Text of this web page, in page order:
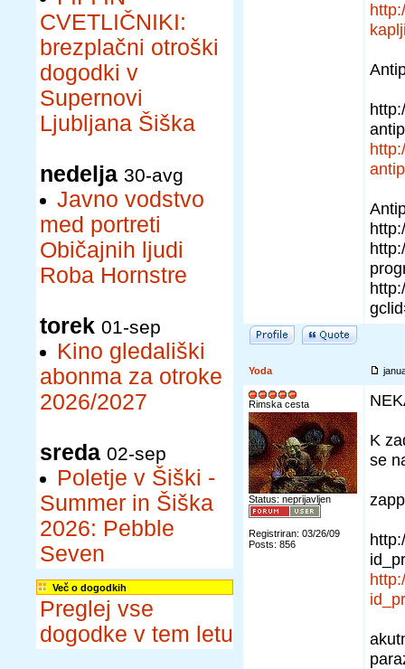
CVETLIČNIKI:
brezplačni otroški
dogodki v
Supernovi
Ljubljana Šiška
nedelja 30-avg
Javno vodstvo
med portreti
Običajnih ljudi
Roba Hornstre
torek 01-sep
Kino gledališki
abonma za otroke
2026/2027
sreda 02-sep
Poletje v Šiški -
Summer in Šiška
2026: Pebble
Seven
Več o dogodkih
Preglej vse
dogodke v tem letu
Yoda
Rimska cesta
Status: neprijavljen
Registriran: 03/26/09
Posts: 856
K
se